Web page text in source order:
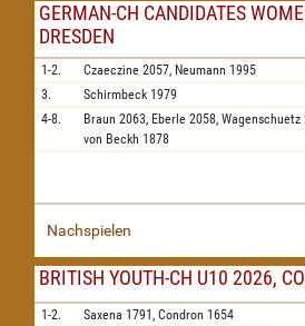
GERMAN-CH CANDIDATES
DRESDEN
1-2. Czaeczine 2057, Neumann 1995
3.
Schirmbeck 1979
4-8.
Braun 2063, Eberle 2058, Wagenschuetz
von Beckh 1878
Nachspielen
BRITISH YOUTH-CH U10 2026,
1-2. Saxena 1791, Condron 1654